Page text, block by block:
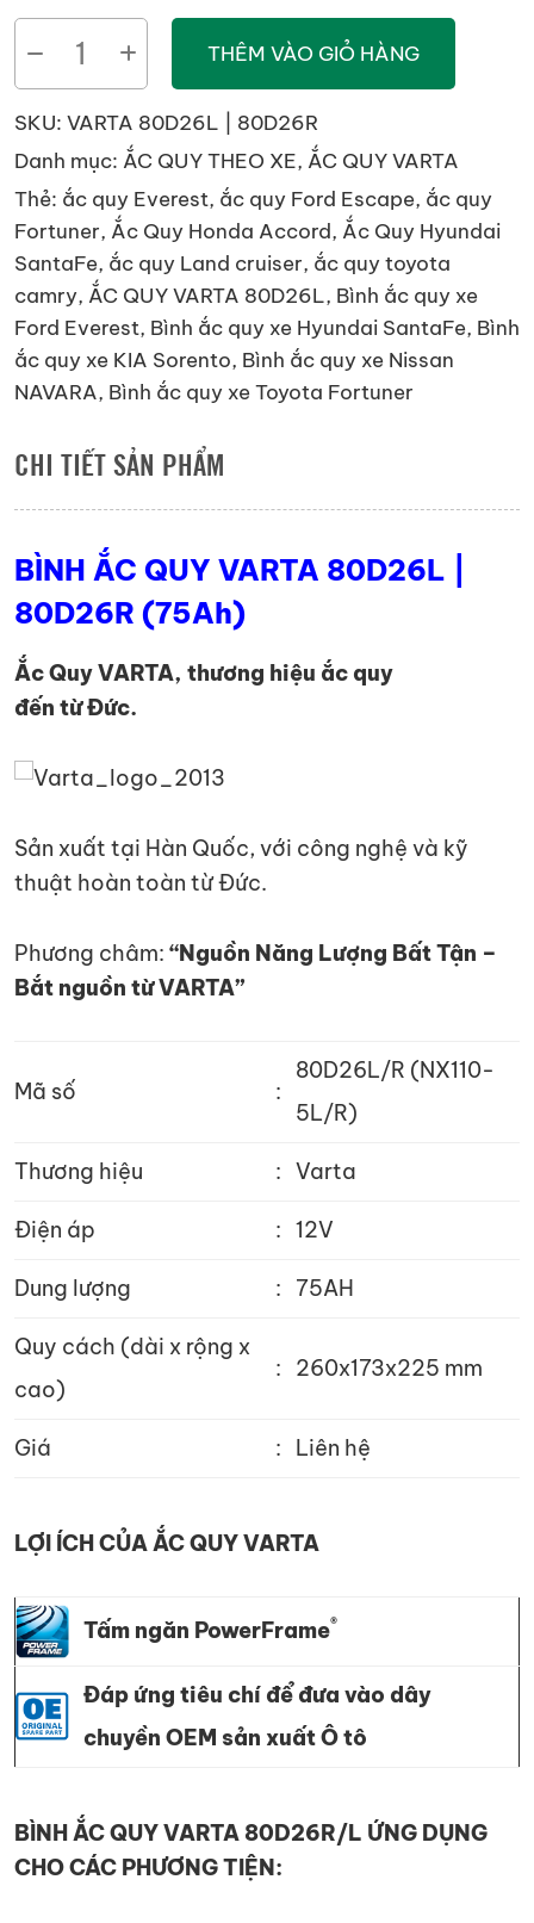
VARTA
80D26L
|
80D26R
(75Ah)
số
THÊM VÀO GIỎ HÀNG
SKU: VARTA 80D26L | 80D26R
Danh mục: ẮC QUY THEO XE, ẮC QUY VARTA
Thẻ: ắc quy Everest, ắc quy Ford Escape, ắc quy
Fortuner, Ắc Quy Honda Accord, Ắc Quy Hyundai
SantaFe, ắc quy Land cruiser, ắc quy toyota
camry, ẮC QUY VARTA 80D26L, Bình ắc quy xe
Ford Everest, Bình ắc quy xe Hyundai SantaFe, Bình
ắc quy xe KIA Sorento, Bình ắc quy xe Nissan
NAVARA, Bình ắc quy xe Toyota Fortuner
CHI TIẾT SẢN PHẨM
BÌNH ẮC QUY VARTA 80D26L |
80D26R (75Ah)
Ắc Quy VARTA, thương hiệu ắc quy
đến từ Đức.
Sản xuất tại Hàn Quốc, với công nghệ và kỹ
thuật hoàn toàn từ Đức.
Phương châm: “Nguồn Năng Lượng Bất Tận –
Bắt nguồn từ VARTA”
Mã số :
80D26L/R (NX110-
5L/R)
Thương hiệu : Varta
Điện áp : 12V
Dung lượng : 75AH
Quy cách (dài x rộng x
cao)
: 260x173x225 mm
Giá : Liên hệ
LỢI ÍCH CỦA ẮC QUY VARTA
Tấm ngăn PowerFrame®
Đáp ứng tiêu chí để đưa vào dây
chuyền OEM sản xuất Ô tô
BÌNH ẮC QUY VARTA 80D26R/L ỨNG DỤNG
CHO CÁC PHƯƠNG TIỆN: